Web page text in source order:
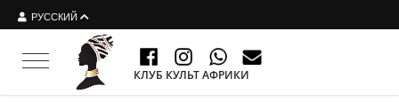
РУССКИЙ
Toggle navigation
КЛУБ КУЛЬТ АФРИКИ